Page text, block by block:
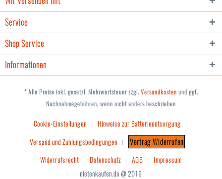
Service
Shop Service
Informationen
* Alle Preise inkl. gesetzl. Mehrwertsteuer zzgl. Versandkosten und ggf.
Nachnahmegebühren, wenn nicht anders beschrieben
Cookie-Einstellungen
Hinweise zur Batterieentsorgung
Versand und Zahlungsbedingungen
Vertrag Widerrufen
Widerrufsrecht Datenschutz AGB
Impressum
nietenkaufen.de @ 2019